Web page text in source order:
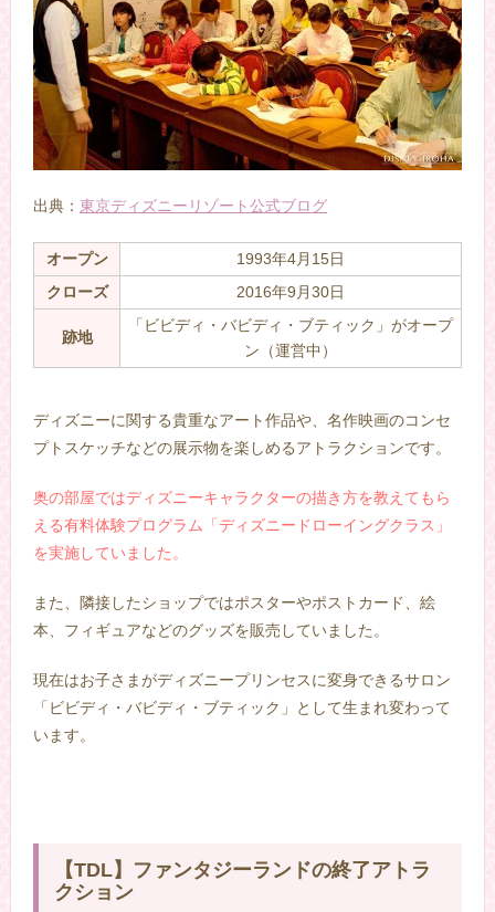
出典： 東京ディズニーリゾート公式ブログ
オープン
1993年4月15日
クローズ
2016年9月30日
跡地
「ビビディ・バビディ・ブティック」がオープ
ン（運営中）
ディズニーに関する貴重なアート作品や、名作映画のコンセ
プトスケッチなどの展示物を楽しめるアトラクションです。
奥の部屋ではディズニーキャラクターの描き方を教えてもら
える有料体験プログラム「ディズニードローイングクラス」
を実施していました。
また、隣接したショップではポスターやポストカード、絵
本、フィギュアなどのグッズを販売していました。
現在はお子さまがディズニープリンセスに変身できるサロン
「ビビディ・バビディ・ブティック」として生まれ変わって
います。
【TDL】ファンタジーランドの終了アトラ
クション